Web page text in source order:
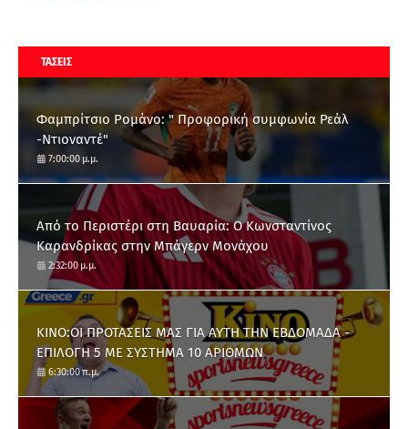
ΤΑΣΕΙΣ
Φαμπρίτσιο Ρομάνο: " Προφορική συμφωνία Ρεάλ
-Ντιοναντέ"
7:00:00 μ.μ.
Από το Περιστέρι στη Βαυαρία: O Κωνσταντίνος
Καρανδρίκας στην Μπάγερν Μονάχου
2:32:00 μ.μ.
ΚΙΝΟ:ΟΙ ΠΡΟΤΑΣΕΙΣ ΜΑΣ ΓΙΑ ΑΥΤΗ ΤΗΝ ΕΒΔΟΜΑΔΑ -
ΕΠΙΛΟΓΗ 5 ΜΕ ΣΥΣΤΗΜΑ 10 ΑΡΙΘΜΩΝ
6:30:00 π.μ.